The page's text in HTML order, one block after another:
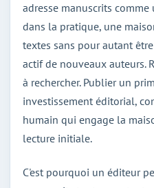
adresse manuscrits
dans la pratique, une
textes sans pour autant
actif de nouveaux auteurs.
à rechercher. Publier un
investissement éditorial,
humain qui engage la
lecture initiale.
C'est pourquoi un éditeur